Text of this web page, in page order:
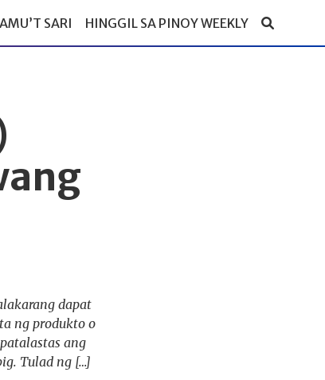
SARI HINGGIL SA PINOY WEEKLY
dapat
ng produkto o
ang
Tulad ng […]